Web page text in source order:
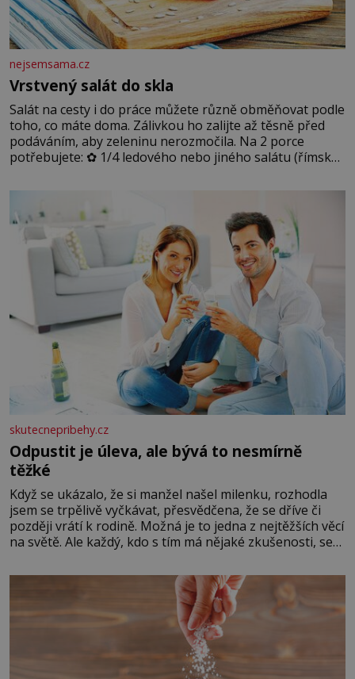
nejsemsama.cz
Vrstvený salát do skla
Salát na cesty i do práce můžete různě obměňovat podle
toho, co máte doma. Zálivkou ho zalijte až těsně před
podáváním, aby zeleninu nerozmočila. Na 2 porce
potřebujete: ✿ 1/4 ledového nebo jiného salátu (římský
okurky ✿ 2 rajčata Zálivka: ✿ 4 lžíce olivového oleje ✿ 1
lžíci citronové šťávy ✿ ½ stroužku
skutecnepribehy.cz
Odpustit je úleva, ale bývá to nesmírně
těžké
Když se ukázalo, že si manžel našel milenku, rozhodla
jsem se trpělivě vyčkávat, přesvědčena, že se dříve či
později vrátí k rodině. Možná je to jedna z nejtěžších věcí
na světě. Ale každý, kdo s tím má nějaké zkušenosti, se
Když se ke mně doneslo, že si manžel pořídil milenku,